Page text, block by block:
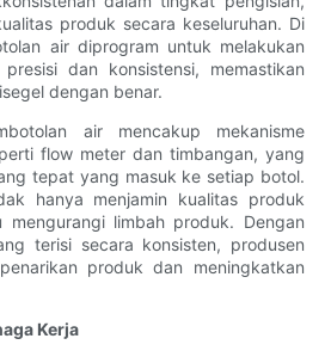
produk secara keseluruhan. Di
air diprogram untuk melakukan
dan konsistensi, memastikan
dengan benar.
air mencakup mekanisme
flow meter dan timbangan, yang
tepat yang masuk ke setiap botol.
hanya menjamin kualitas produk
limbah produk. Dengan
terisi secara konsisten, produsen
produk dan meningkatkan
Kerja